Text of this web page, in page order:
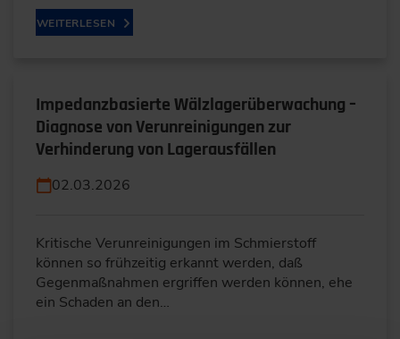
WEITERLESEN
Impedanzbasierte Wälzlagerüberwachung –
Diagnose von Verunreinigungen zur
Verhinderung von Lagerausfällen
02.03.2026
Kritische Verunreinigungen im Schmierstoff
können so frühzeitig erkannt werden, daß
Gegenmaßnahmen ergriffen werden können, ehe
ein Schaden an den…